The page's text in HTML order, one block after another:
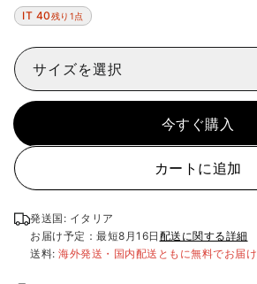
IT 40残り1点
サイズを選択
今すぐ購入
カートに追加
発送国: イタリア
お届け予定：最短8月16日 配送に関する詳細
送料: 海外発送・国内配送ともに無料でお届け